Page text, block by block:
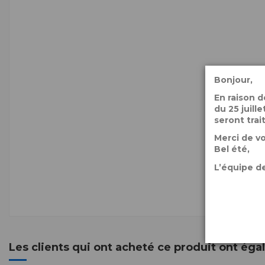
Les clients qui ont acheté ce produit ont
Bonjour,
En raison
du 25
seront
Merci de
Bel été,
L’équipe